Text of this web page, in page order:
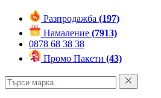
Разпродажба (197)
Намаление (7913)
0878 68 38 38
Промо Пакети (43)